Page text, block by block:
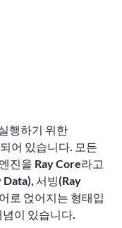
행하기 위한
어 있습니다. 모든
진을 Ray Core라고
Data), 서빙(Ray
로 얹어지는 형태입
이 있습니다.